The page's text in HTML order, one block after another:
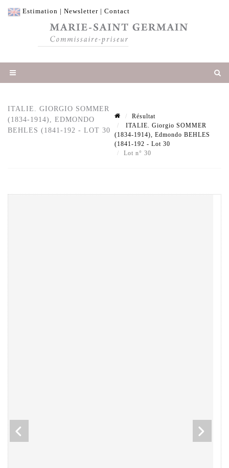
Estimation | Newsletter | Contact
ITALIE. GIORGIO SOMMER
(1834-1914), EDMONDO
BEHLES (1841-192 - LOT 30
Résultat
ITALIE. Giorgio SOMMER
(1834-1914), Edmondo BEHLES
(1841-192 - Lot 30
Lot n° 30